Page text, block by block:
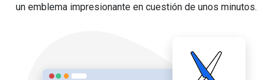
un emblema impresionante en cuestión de unos minutos.